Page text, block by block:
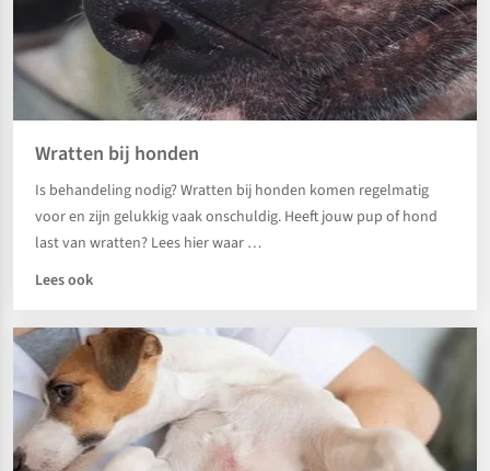
Wratten bij honden
Is behandeling nodig? Wratten bij honden komen regelmatig
voor en zijn gelukkig vaak onschuldig. Heeft jouw pup of hond
last van wratten? Lees hier waar …
Lees ook